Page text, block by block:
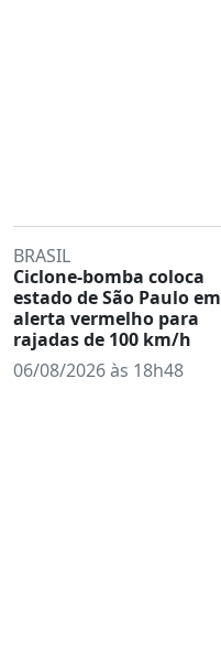
BRASIL
Ciclone-bomba coloca
estado de São Paulo em
alerta vermelho para
rajadas de 100 km/h
06/08/2026 às 18h48